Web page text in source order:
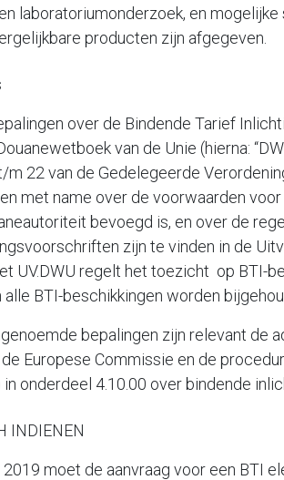
laboratoriumonderzoek, en
producten zijn afgegeven.
over de Bindende Tarief
van de Unie (hierna:
22 van de Gedelegeerde Verordening
met name over de voorwaarden
bevoegd is, en over de
zijn te vinden in de
UV.DWU regelt het toezicht op BTI-
BTI-beschikkingen worden
bepalingen zijn relevant de
Europese Commissie en de
in onderdeel 4.10.00 over bindende
INDIENEN
moet de aanvraag voor een BTI